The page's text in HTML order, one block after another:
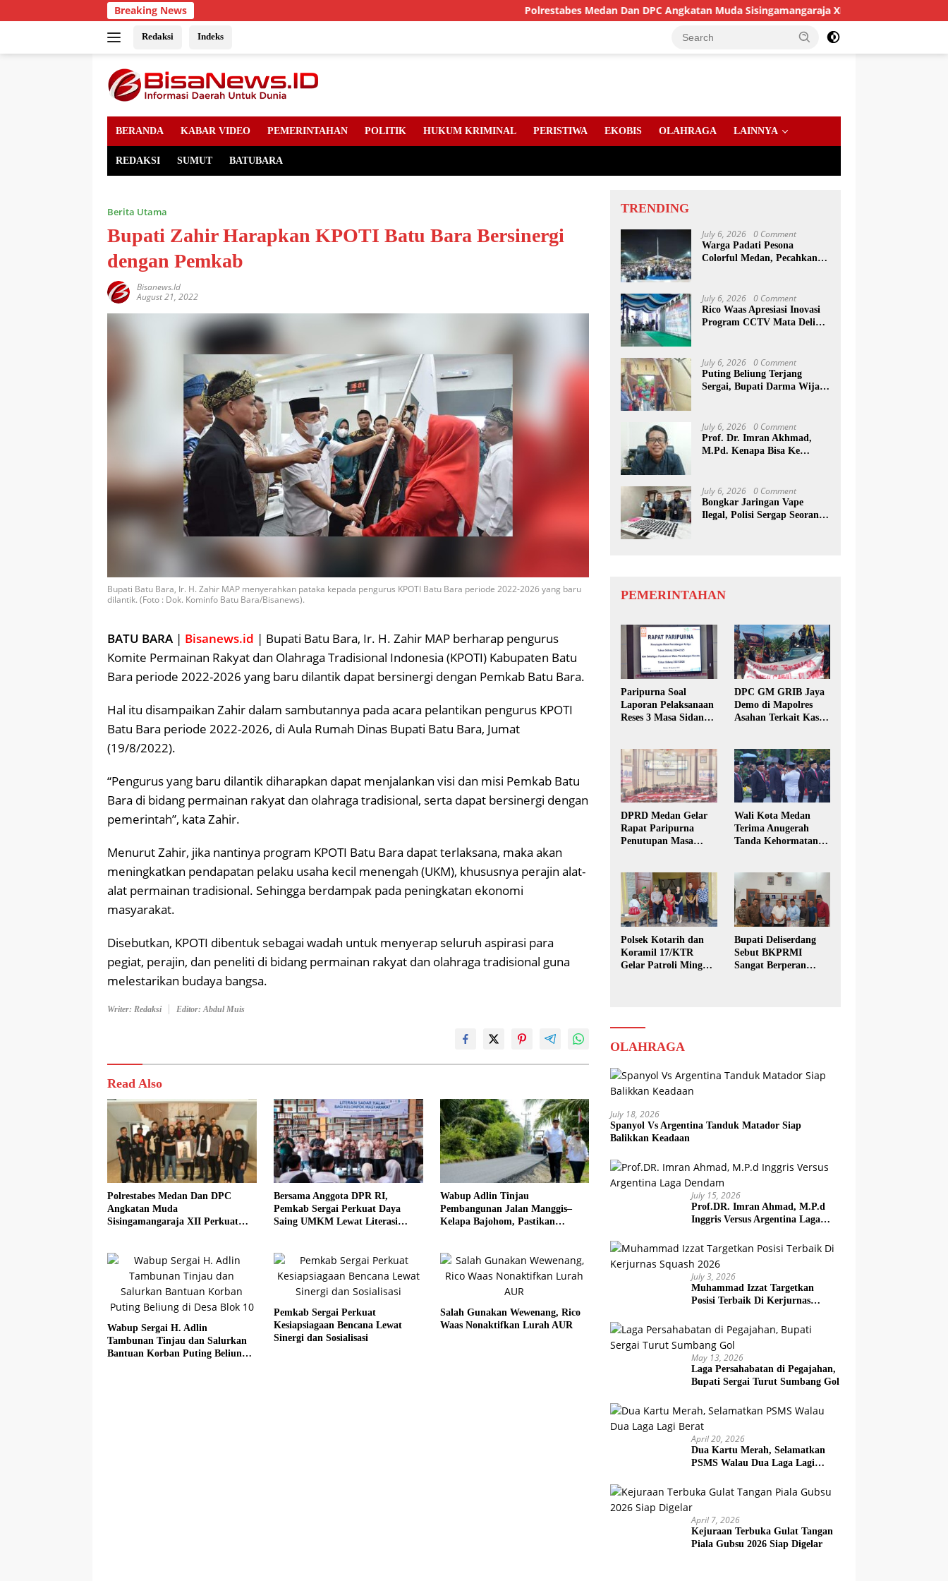
to
Breaking News Polrestabes Medan Dan DPC Angkatan Muda Sisingamangaraja XII Perkuat Sinergitas Jaga
Redaksi Indeks
BERANDA KABAR VIDEO PEMERINTAHAN POLITIK HUKUM KRIMINAL PERISTIWA EKOBIS OLAHRAGA LAINNYA
REDAKSI SUMUT BATUBARA
Berita Utama
Bupati Zahir Harapkan KPOTI Batu Bara Bersinergi
dengan Pemkab
Bisanews.id
August 21, 2022
Bupati Batu Bara, Ir. H. Zahir MAP menyerahkan pataka kepada pengurus KPOTI Batu Bara periode 2022-2026 yang baru
dilantik. (Foto : Dok. Kominfo Batu Bara/Bisanews).
BATU BARA | Bisanews.id | Bupati Batu Bara, Ir. H. Zahir MAP berharap pengurus
Komite Permainan Rakyat dan Olahraga Tradisional Indonesia (KPOTI) Kabupaten Batu
Bara periode 2022-2026 yang baru dilantik dapat bersinergi dengan Pemkab Batu Bara.
Hal itu disampaikan Zahir dalam sambutannya pada acara pelantikan pengurus KPOTI
Batu Bara periode 2022-2026, di Aula Rumah Dinas Bupati Batu Bara, Jumat
(19/8/2022).
“Pengurus yang baru dilantik diharapkan dapat menjalankan visi dan misi Pemkab Batu
Bara di bidang permainan rakyat dan olahraga tradisional, serta dapat bersinergi dengan
pemerintah”, kata Zahir.
Menurut Zahir, jika nantinya program KPOTI Batu Bara dapat terlaksana, maka akan
meningkatkan pendapatan pelaku usaha kecil menengah (UKM), khususnya perajin alat-
alat permainan tradisional. Sehingga berdampak pada peningkatan ekonomi
masyarakat.
Disebutkan, KPOTI dibentuk sebagai wadah untuk menyerap seluruh aspirasi para
pegiat, perajin, dan peneliti di bidang permainan rakyat dan olahraga tradisional guna
melestarikan budaya bangsa.
Writer: Redaksi Editor: Abdul Muis
Read Also
Polrestabes Medan Dan DPC
Angkatan Muda
Sisingamangaraja XII Perkuat
Bersama Anggota DPR RI,
Pemkab Sergai Perkuat Daya
Saing UMKM Lewat Literasi
Wabup Adlin Tinjau
Pembangunan Jalan Manggis–
Kelapa Bajohom, Pastikan
Wabup Sergai H. Adlin
Tambunan Tinjau dan Salurkan
Bantuan Korban Puting Beliung
Pemkab Sergai Perkuat
Kesiapsiagaan Bencana Lewat
Sinergi dan Sosialisasi
Salah Gunakan Wewenang, Rico
Waas Nonaktifkan Lurah AUR
TRENDING
July 6, 2026 0 Comment
Warga Padati Pesona
Colorful Medan, Pecahkan
July 6, 2026 0 Comment
Rico Waas Apresiasi Inovasi
Program CCTV Mata Deli
July 6, 2026 0 Comment
Puting Beliung Terjang
Sergai, Bupati Darma Wijaya
July 6, 2026 0 Comment
Prof. Dr. Imran Akhmad,
M.Pd. Kenapa Bisa Ke
July 6, 2026 0 Comment
Bongkar Jaringan Vape
Ilegal, Polisi Sergap Seorang
PEMERINTAHAN
Paripurna Soal
Laporan Pelaksanaan
Reses 3 Masa Sidang
DPC GM GRIB Jaya
Demo di Mapolres
Asahan Terkait Kasus
DPRD Medan Gelar
Rapat Paripurna
Penutupan Masa
Wali Kota Medan
Terima Anugerah
Tanda Kehormatan
Polsek Kotarih dan
Koramil 17/KTR
Gelar Patroli Minggu
Bupati Deliserdang
Sebut BKPRMI
Sangat Berperan
OLAHRAGA
July 18, 2026
Spanyol Vs Argentina Tanduk Matador Siap
Balikkan Keadaan
July 15, 2026
Prof.DR. Imran Ahmad, M.P.d
Inggris Versus Argentina Laga
July 3, 2026
Muhammad Izzat Targetkan
Posisi Terbaik Di Kerjurnas
May 13, 2026
Laga Persahabatan di Pegajahan,
Bupati Sergai Turut Sumbang Gol
April 20, 2026
Dua Kartu Merah, Selamatkan
PSMS Walau Dua Laga Lagi
April 7, 2026
Kejuraan Terbuka Gulat Tangan
Piala Gubsu 2026 Siap Digelar